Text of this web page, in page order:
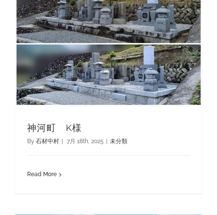
神河町 K様
By 石材中村 7月 18th, 2025 未分類
Read More